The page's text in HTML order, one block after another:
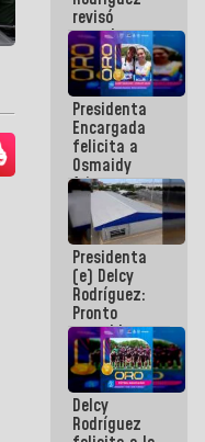
revisó
agenda
económica y
ejecución de
fondos de
emergencia
post-sismos
Presidenta
Encargada
felicita a
Osmaidy
Arias y
Giraly
Marcano por
hacer
historia en
los
Centroamericanos
Presidenta
(e) Delcy
Rodríguez:
Pronto
restableceremos
las
operaciones
en el
Aeropuerto
Internacional
Delcy
Rodríguez